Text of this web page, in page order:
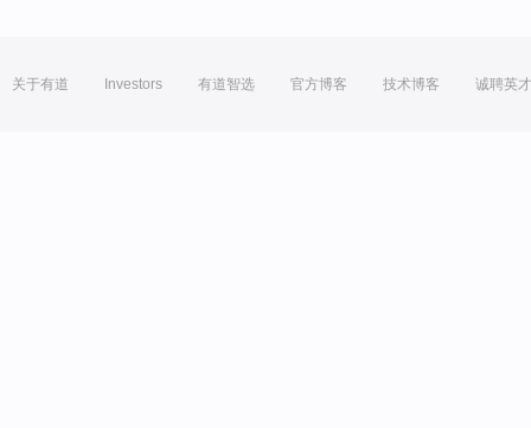
关于有道 Investors 有道智选 官方博客 技术博客 诚聘英才